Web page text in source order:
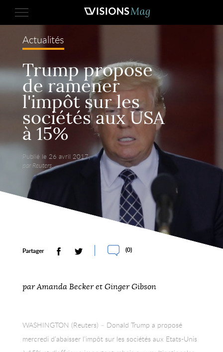
Actualités
Trump propose
de ramener
l'impôt sur les
sociétés aux USA
à 15%
Publié le 26 avril 2017,
par Reuters.
Partager (0)
par Amanda Becker et Ginger Gibson
WASHINGTON (Reuters) – Donald Trump a proposé
mercredi d’abaisser l’impôt sur les sociétés aux Etats-Unis